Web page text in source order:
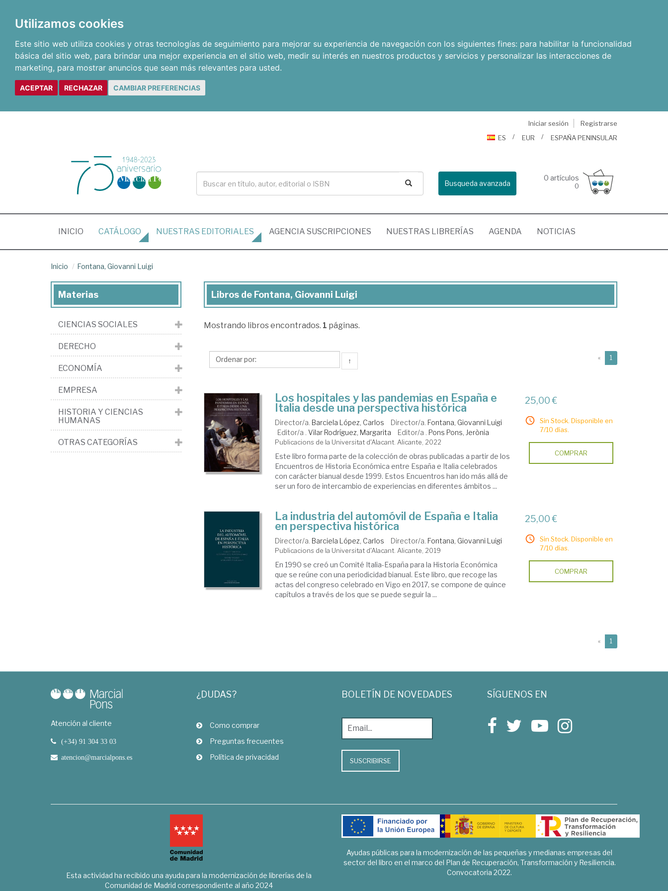
Utilizamos cookies
Este sitio web utiliza cookies y otras tecnologías de seguimiento para mejorar su experiencia de navegación con los siguientes fines: para habilitar la funcionalidad
básica del sitio web, para brindar una mejor experiencia en el sitio web, medir su interés en nuestros productos y servicios y personalizar las interacciones de
marketing, para mostrar anuncios que sean más relevantes para usted.
ACEPTAR RECHAZAR CAMBIAR PREFERENCIAS
Iniciar sesión
Registrarse
ES
EUR ESPAÑA PENINSULAR
Busqueda avanzada
0 artículos
0
INICIO (CURRENT)
CATÁLOGO NUESTRAS EDITORIALES AGENCIA SUSCRIPCIONES NUESTRAS LIBRERÍAS AGENDA NOTICIAS
Inicio Fontana, Giovanni Luigi
Libros
Fontana,
Luigi
Libros de Fontana, Giovanni Luigi
Mostrando libros encontrados. 1 páginas.
↑ « 1
Los hospitales y las pandemias en España e
Italia desde una perspectiva histórica
Director/a. Barciela López, Carlos Director/a. Fontana, Giovanni Luigi
Editor/a .Vilar Rodríguez, Margarita Editor/a . Pons Pons, Jerònia
Publicacions de la Universitat d'Alacant. Alicante, 2022
Este libro forma parte de la colección de obras publicadas a partir de los
Encuentros de Historia Económica entre España e Italia celebrados
con carácter bianual desde 1999. Estos Encuentros han ido más allá de
ser un foro de intercambio de experiencias en diferentes ámbitos ...
25,00 €
Sin Stock. Disponible en
7/10 días.
COMPRAR
La industria del automóvil de España e Italia
en perspectiva histórica
Director/a. Barciela López, Carlos Director/a. Fontana, Giovanni Luigi
Publicacions de la Universitat d'Alacant. Alicante, 2019
En 1990 se creó un Comité Italia-España para la Historia Económica
que se reúne con una periodicidad bianual. Este libro, que recoge las
actas del congreso celebrado en Vigo en 2017, se compone de quince
capítulos a través de los que se puede seguir la ...
25,00 €
Sin Stock. Disponible en
7/10 días.
COMPRAR
« 1
Materias
CIENCIAS SOCIALES
DERECHO
ECONOMÍA
EMPRESA
HISTORIA Y CIENCIAS
HUMANAS
OTRAS CATEGORÍAS
Atención al cliente
(+34) 91 304 33 03
atencion@marcialpons.es
¿DUDAS?
Como comprar
Preguntas frecuentes
Política de privacidad
BOLETÍN DE NOVEDADES
SUSCRIBIRSE
SÍGUENOS EN
Esta actividad ha recibido una ayuda para la modernización de librerías de la
Comunidad de Madrid correspondiente al año 2024
Ayudas públicas para la modernización de las pequeñas y medianas empresas del
sector del libro en el marco del Plan de Recuperación, Transformación y Resiliencia.
Convocatoria 2022.